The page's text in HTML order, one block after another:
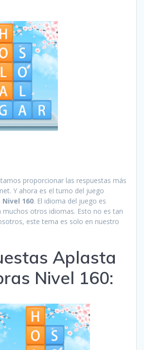
proporcionar las respuestas más
Y ahora es el turno del juego
160. El idioma del juego es
muchos otros idiomas. Esto no es tan
este tema es solo en nuestro
Aplasta
Nivel 160: